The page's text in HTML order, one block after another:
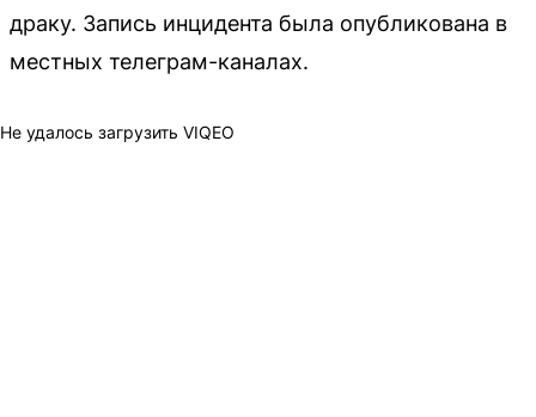
драку. Запись инцидента была опубликована в
местных телеграм-каналах.
Не удалось загрузить VIQEO